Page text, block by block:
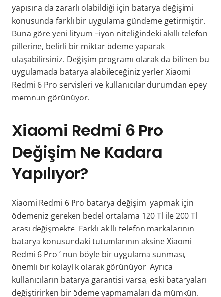
yapısına da zararlı olabildiği için batarya değişimi
konusunda farklı bir uygulama gündeme getirmiştir.
Buna göre yeni lityum –iyon niteliğindeki akıllı telefon
pillerine, belirli bir miktar ödeme yaparak
ulaşabilirsiniz. Değişim programı olarak da bilinen bu
uygulamada batarya alabileceğiniz yerlerXiaomi
Redmi 6 Pro servisleri ve kullanıcılar durumdan epey
memnun görünüyor.
Xiaomi Redmi 6 Pro
Değişim Ne Kadara
Yapılıyor?
Xiaomi Redmi 6 Pro batarya değişimi yapmak için
ödemeniz gereken bedel ortalama 120 Tl ile 200 Tl
arası değişmekte. Farklı akıllı telefon markalarının
batarya konusundaki tutumlarının aksineXiaomi
Redmi 6 Pro ’ nun böyle bir uygulama sunması,
önemli bir kolaylık olarak görünüyor. Ayrıca
kullanıcıların batarya garantisi varsa, eski bataryaları
değiştirirken bir ödeme yapmamaları da mümkün.